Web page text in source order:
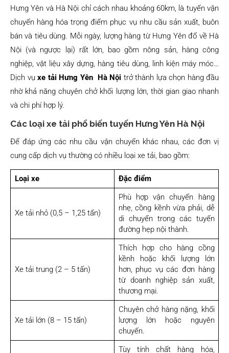
Hưng Yên và Hà Nội chỉ cách nhau khoảng 60km, là tuyến vận
chuyển hàng hóa trọng điểm phục vụ nhu cầu sản xuất, buôn
bán và tiêu dùng. Mỗi ngày, lượng hàng từ Hưng Yên đổ về Hà
Nội (và ngược lại) rất lớn, bao gồm nông sản, hàng công
nghiệp, vật liệu xây dựng, hàng tiêu dùng, linh kiện máy móc…
Dịch vụ xe tải Hưng Yên Hà Nội trở thành lựa chọn hàng đầu
nhờ khả năng chuyên chở khối lượng lớn, thời gian giao nhanh
và chi phí hợp lý.
Các loại xe tải phổ biến tuyến Hưng Yên Hà Nội
Để đáp ứng các nhu cầu vận chuyển khác nhau, các đơn vị
cung cấp dịch vụ thường có nhiều loại xe tải, bao gồm:
Loại xe Đặc điểm
Xe tải nhỏ (0,5 – 1,25 tấn)
Phù hợp vận chuyển hàng
nhẹ, cồng kềnh vừa phải, dễ
di chuyển trong các tuyến
đường hẹp nội thành.
Xe tải trung (2 – 5 tấn)
Thích hợp cho hàng cồng
kềnh hoặc khối lượng lớn
hơn, phục vụ các đơn hàng
từ doanh nghiệp sản xuất,
thương mại.
Xe tải lớn (8 – 15 tấn)
Chuyên chở hàng nặng, khối
lượng lớn hoặc nguyên
chuyến.
Tùy tính chất hàng hóa,